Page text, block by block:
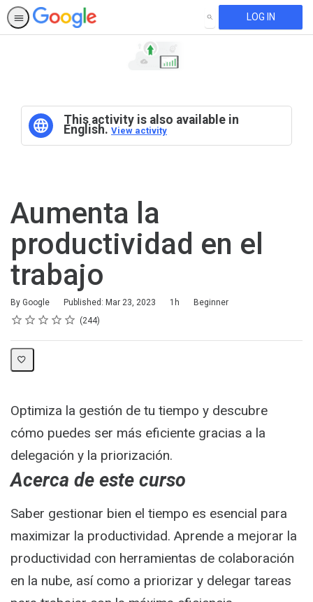
SEARCH LOG IN
This activity is also available in
English. View activity
Aumenta la
productividad en el
trabajo
By Google Published: Mar 23, 2023
Duration 1h
Difficulty
Beginner
Rating
1 star
2 stars
3 stars
4 stars
5 stars
Average rating: 4.8 244
244 reviews
Optimiza la gestión de tu tiempo y descubre
cómo puedes ser más eficiente gracias a la
delegación y la priorización.
Acerca de este curso
Saber gestionar bien el tiempo es esencial para
maximizar la productividad. Aprende a mejorar la
productividad con herramientas de colaboración
en la nube, así como a priorizar y delegar tareas